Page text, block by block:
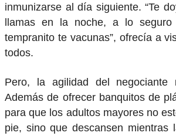
inmunizarse al día siguiente. “Te
llamas en la noche, a lo
tempranito te vacunas”, ofrecía a
todos.
Pero, la agilidad del negociante
Además de ofrecer banquitos de
para que los adultos mayores no
pie, sino que descansen mientras